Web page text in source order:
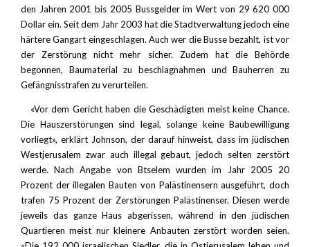
den Jahren 2001 bis 2005 Bussgelder im Wert von 29 620 000
Dollar ein. Seit dem Jahr 2003 hat die Stadtverwaltung jedoch eine
härtere Gangart eingeschlagen. Auch wer die Busse bezahlt, ist vor
der Zerstörung nicht mehr sicher. Zudem hat die Behörde
begonnen, Baumaterial zu beschlagnahmen und Bauherren zu
Gefängnisstrafen zu verurteilen.
«Vor dem Gericht haben die Geschädigten meist keine Chance.
Die Hauszerstörungen sind legal, solange keine Baubewilligung
vorliegt», erklärt Johnson, der darauf hinweist, dass im jüdischen
Westjerusalem zwar auch illegal gebaut, jedoch selten zerstört
werde. Nach Angabe von Btselem wurden im Jahr 2005 20
Prozent der illegalen Bauten von Palästinensern ausgeführt, doch
trafen 75 Prozent der Zerstörungen Palästinenser. Diesen werde
jeweils das ganze Haus abgerissen, während in den jüdischen
Quartieren meist nur kleinere Anbauten zerstört worden seien.